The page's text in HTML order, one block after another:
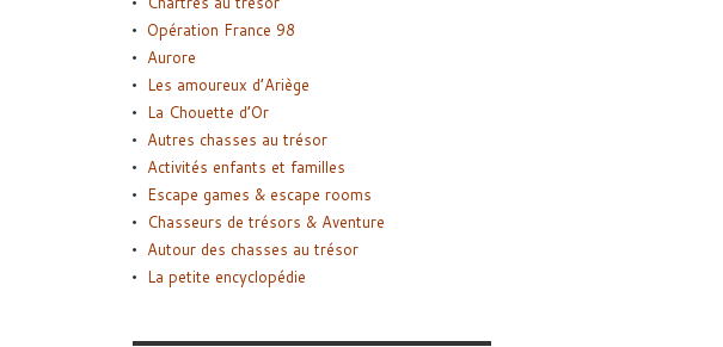
Opération France 98
Aurore
Les amoureux d’Ariège
La Chouette d’Or
Autres chasses au trésor
Activités enfants et familles
Escape games & escape rooms
Chasseurs de trésors & Aventure
Autour des chasses au trésor
La petite encyclopédie